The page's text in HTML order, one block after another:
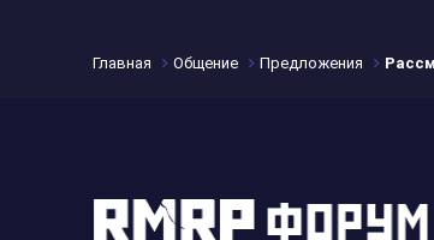
Главная Общение Предложения